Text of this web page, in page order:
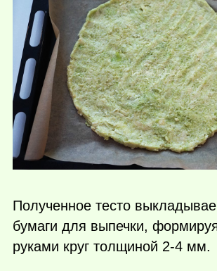
Полученное тесто
бумаги для выпечки,
руками круг толщиной 2-4 мм.